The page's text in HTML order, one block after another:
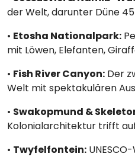
der Welt, darunter Düne 45
• Etosha Nationalpark:
mit Löwen, Elefanten,
• Fish River Canyon: Der
Welt mit spektakulären
• Swakopmund &
Kolonialarchitektur trifft
• Twyfelfontein: